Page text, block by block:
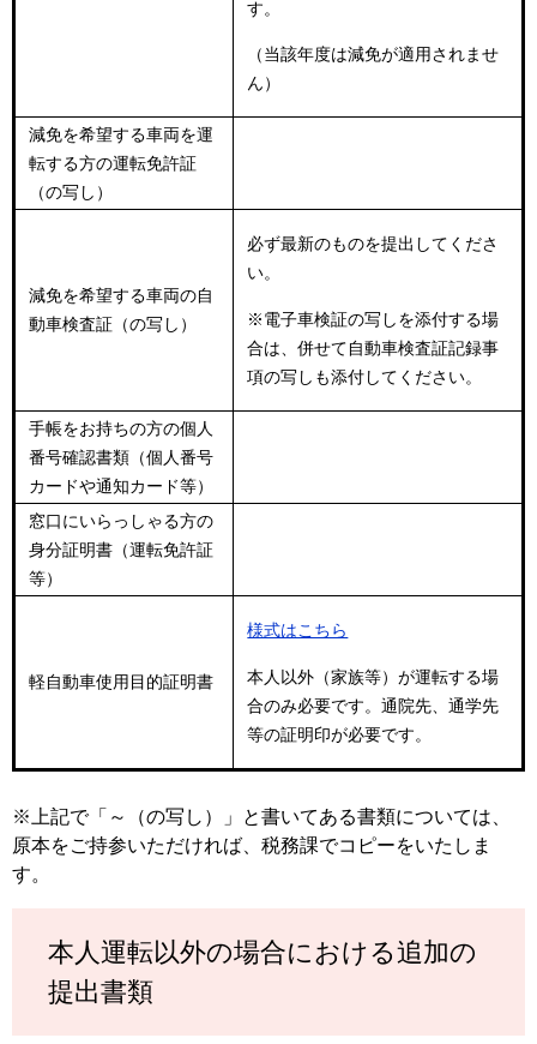
す。
（当該年度は減免が適用されませ
ん）
減免を希望する車両を運
転する方の運転免許証
（の写し）
減免を希望する車両の自
動車検査証（の写し）
必ず最新のものを提出してくださ
い。
※電子車検証の写しを添付する場
合は、併せて自動車検査証記録事
項の写しも添付してください。
手帳をお持ちの方の個人
番号確認書類（個人番号
カードや通知カード等）
窓口にいらっしゃる方の
身分証明書（運転免許証
等）
軽自動車使用目的証明書
様式はこちら
本人以外（家族等）が運転する場
合のみ必要です。通院先、通学先
等の証明印が必要です。
※上記で「～（の写し）」と書いてある書類については、
原本をご持参いただければ、税務課でコピーをいたしま
す。
本人運転以外の場合における追加の
提出書類